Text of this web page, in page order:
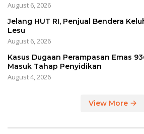
August 6, 2026
Jelang HUT RI, Penjual Bendera
Lesu
August 6, 2026
Kasus Dugaan Perampasan Emas
Masuk Tahap Penyidikan
August 4, 2026
View More